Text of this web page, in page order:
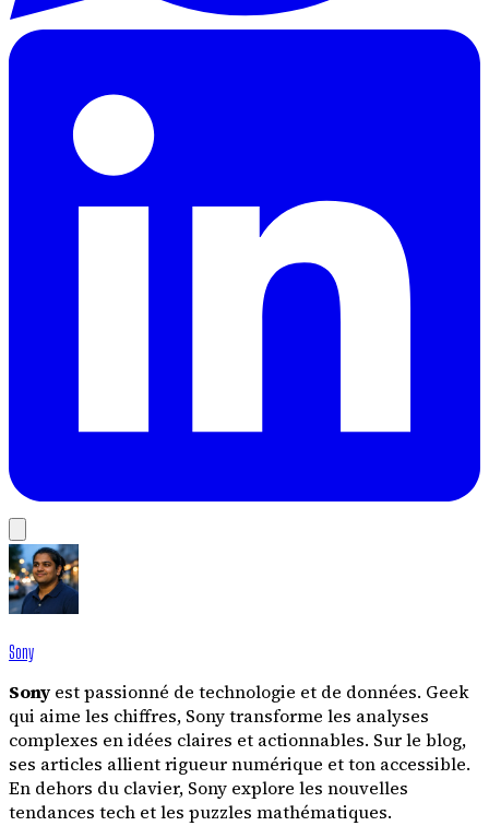
Sony
Sony est passionné de technologie et de données. Geek
qui aime les chiffres, Sony transforme les analyses
complexes en idées claires et actionnables. Sur le blog,
ses articles allient rigueur numérique et ton accessible.
En dehors du clavier, Sony explore les nouvelles
tendances tech et les puzzles mathématiques.